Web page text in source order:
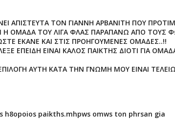
ΑΠΙΣΤΕΥΤΑ ΤΟΝ ΓΙΑΝΝΗ ΑΡΒΑΝΙΤΗ ΠΟΥ
Η ΟΜΑΔΑ ΤΟΥ ΛΙΓΑ ΦΛΑΣ ΠΑΡΑΠΑΝΩ ΑΠΟ
ΕΚΑΝΕ ΚΑΙ ΣΤΙΣ ΠΡΟΗΓΟΥΜΕΝΕΣ ΟΜΑΔΕΣ..!!
ΕΠΕΙΔΗ ΕΙΝΑΙ ΚΑΛΟΣ ΠΑΙΚΤΗΣ ΔΙΟΤΙ ΓΙΑ
ΑΥΤΗ ΚΑΤΑ ΤΗΝ ΓΝΩΜΗ ΜΟΥ ΕΙΝΑΙ
h8opoios paikths.mhpws omws ton phrsan gia